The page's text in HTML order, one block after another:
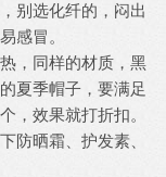
别选化纤的，闷出
感冒。
，同样的材质，黑
夏季帽子，要满足
，效果就打折扣。
防晒霜、护发素、